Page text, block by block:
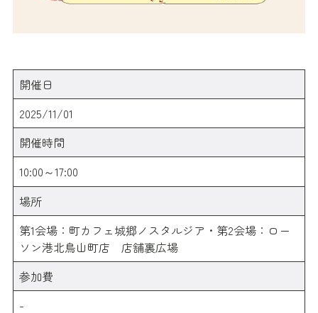
開催日
2025/11/01
開催時間
10:00～17:00
場所
第1会場：町カフェ城郷ノスタルジア・第2会場：ロー
ソン港北鳥山町店 店舗裏広場
参加費
-